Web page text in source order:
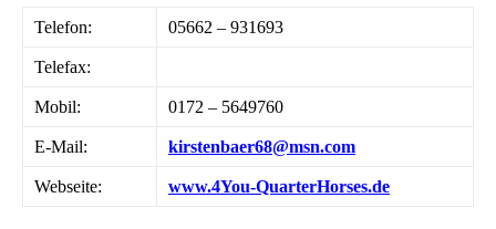
Telefon: 05662 – 931693
Telefax:
Mobil: 0172 – 5649760
E-Mail: kirstenbaer68@msn.com
Webseite: www.4You-QuarterHorses.de